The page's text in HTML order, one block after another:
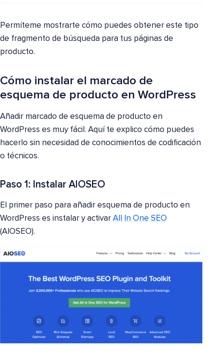
Permíteme mostrarte cómo puedes obtener este tipo
de fragmento de búsqueda para tus páginas de
producto.
Cómo instalar el marcado de
esquema de producto en WordPress
Añadir marcado de esquema de producto en
WordPress es muy fácil. Aquí te explico cómo puedes
hacerlo sin necesidad de conocimientos de codificación
o técnicos.
Paso 1: Instalar AIOSEO
El primer paso para añadir esquema de producto en
WordPress es instalar y activar All In One SEO
(AIOSEO).